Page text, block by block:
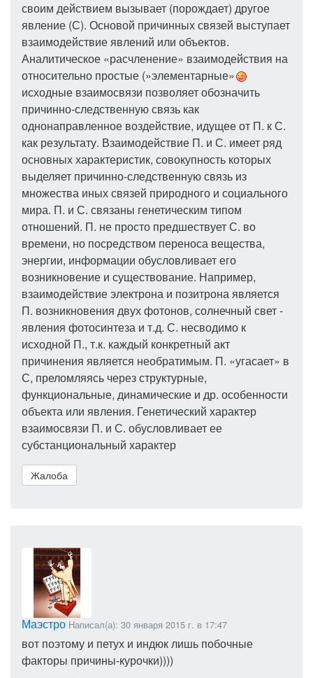
своим действием вызывает (порождает) другое
явление (С). Основой причинных связей выступает
взаимодействие явлений или объектов.
Аналитическое «расчленение» взаимодействия на
относительно простые (»элементарные»
исходные взаимосвязи позволяет обозначить
причинно-следственную связь как
однонаправленное воздействие, идущее от П. к С.
как результату. Взаимодействие П. и С. имеет ряд
основных характеристик, совокупность которых
выделяет причинно-следственную связь из
множества иных связей природного и социального
мира. П. и С. связаны генетическим типом
отношений. П. не просто предшествует С. во
времени, но посредством переноса вещества,
энергии, информации обусловливает его
возникновение и существование. Например,
взаимодействие электрона и позитрона является
П. возникновения двух фотонов, солнечный свет -
явления фотосинтеза и т.д. С. несводимо к
исходной П., т.к. каждый конкретный акт
причинения является необратимым. П. «угасает» в
С, преломляясь через структурные,
функциональные, динамические и др. особенности
объекта или явления. Генетический характер
взаимосвязи П. и С. обусловливает ее
субстанциональный характер
Жалоба
Маэстро Написал(а): 30 января 2015 г. в 17:47
вот поэтому и петух и индюк лишь побочные
факторы причины-курочки))))